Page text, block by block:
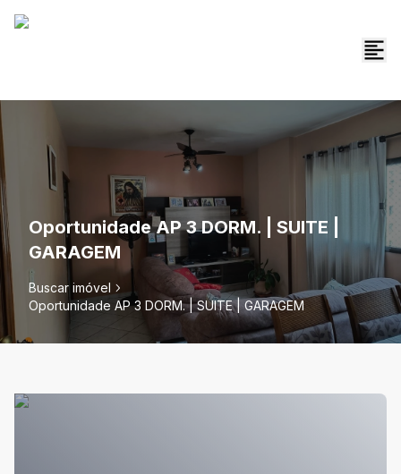
Oportunidade AP 3 DORM. | SUITE |
GARAGEM
Buscar imóvel
Oportunidade AP 3 DORM. | SUITE | GARAGEM